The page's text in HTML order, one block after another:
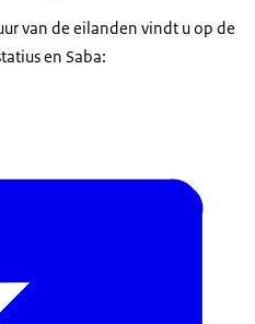
van de eilanden vindt u op de
en Saba: